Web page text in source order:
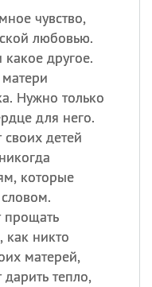
чувство,
любовью.
другое.
Нужно только
для него.
детей
которые
прощать
как никто
матерей,
тепло,